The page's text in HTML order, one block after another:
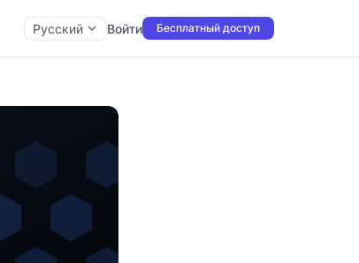
Русский Войти Бесплатный доступ